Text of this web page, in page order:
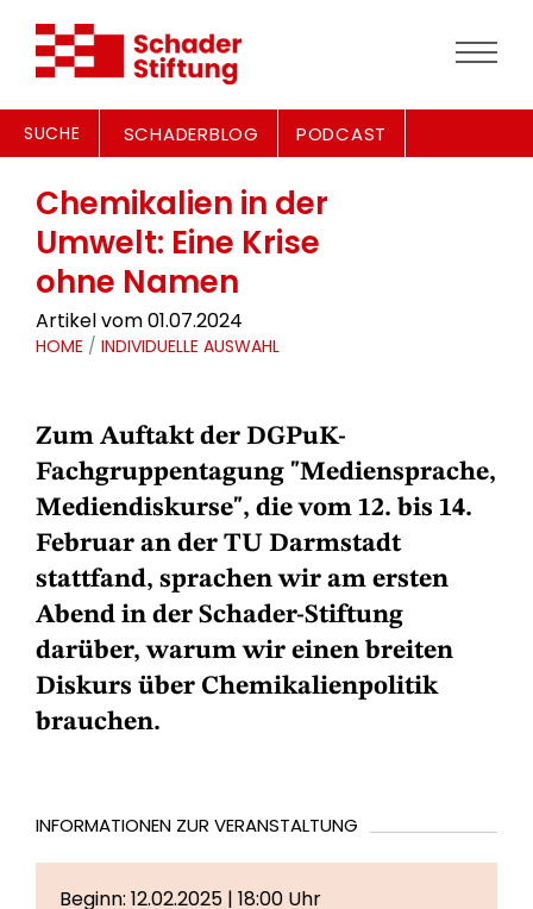
SUCHE SCHADERBLOG PODCAST
Chemikalien in der
Umwelt: Eine Krise
ohne Namen
Artikel vom 01.07.2024
HOME / INDIVIDUELLE AUSWAHL
Zum Auftakt der DGPuK-
Fachgruppentagung "Mediensprache,
Mediendiskurse", die vom 12. bis 14.
Februar an der TU Darmstadt
stattfand, sprachen wir am ersten
Abend in der Schader-Stiftung
darüber, warum wir einen breiten
Diskurs über Chemikalienpolitik
brauchen.
INFORMATIONEN ZUR VERANSTALTUNG
Beginn: 12.02.2025 | 18:00 Uhr